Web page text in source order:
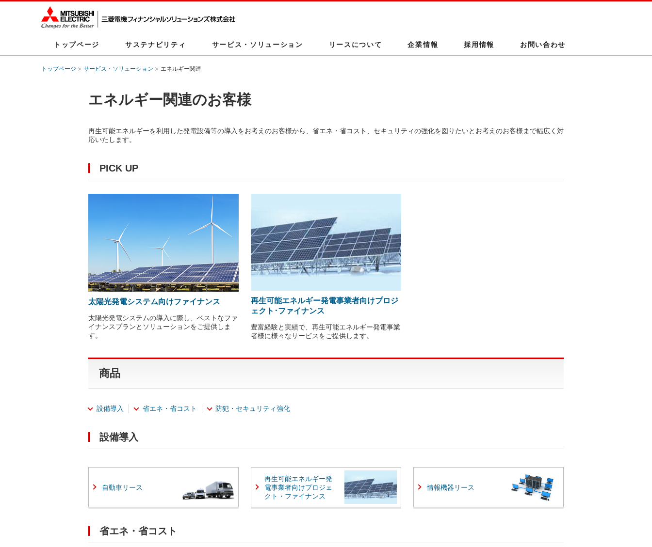
トップページ サステナビリティ サービス・ソリューション リースについて 企業情報 採用情報 お問い合わせ
トップページ サービス・ソリューション エネルギー関連
エネルギー関連のお客様
再生可能エネルギーを利用した発電設備等の導入をお考えのお客様から、省エネ・省コスト、セキュリティの強化を図りたいとお考えのお客様まで幅広く対
応いたします。
PICK UP
太陽光発電システム向けファイナンス
太陽光発電システムの導入に際し、ベストなファ
イナンスプランとソリューションをご提供しま
す。
再生可能エネルギー発電事業者向けプロジ
ェクト･ファイナンス
豊富経験と実績で、再生可能エネルギー発電事業
者様に様々なサービスをご提供します。
商品
設備導入 省エネ・省コスト 防犯・セキュリティ強化
設備導入
自動車リース
再生可能エネルギー発
電事業者向けプロジェ
クト・ファイナンス
情報機器リース
省エネ・省コスト